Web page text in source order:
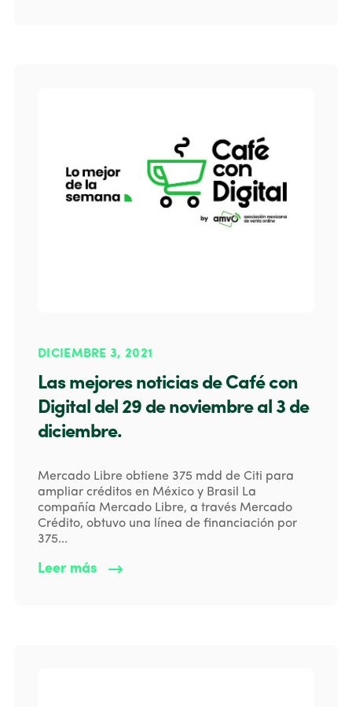
DICIEMBRE 3, 2021
Las mejores noticias de Café con
Digital del 29 de noviembre al 3 de
diciembre.
Mercado Libre obtiene 375 mdd de Citi para
ampliar créditos en México y Brasil La
compañía Mercado Libre, a través Mercado
Crédito, obtuvo una línea de financiación por
375...
Leer más